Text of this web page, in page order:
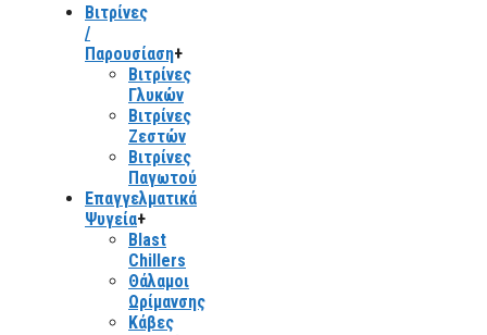
Βιτρίνες
/
Παρουσίαση+
Βιτρίνες
Γλυκών
Βιτρίνες
Ζεστών
Βιτρίνες
Παγωτού
Επαγγελματικά
Ψυγεία+
Blast
Chillers
Θάλαμοι
Ωρίμανσης
Κάβες